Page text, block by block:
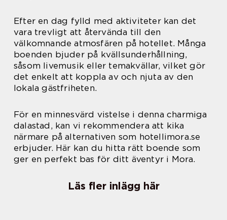
Efter en dag fylld med aktiviteter kan det
vara trevligt att återvända till den
välkomnande atmosfären på hotellet. Många
boenden bjuder på kvällsunderhållning,
såsom livemusik eller temakvällar, vilket gör
det enkelt att koppla av och njuta av den
lokala gästfriheten.
För en minnesvärd vistelse i denna charmiga
dalastad, kan vi rekommendera att kika
närmare på alternativen som hotellimora.se
erbjuder. Här kan du hitta rätt boende som
ger en perfekt bas för ditt äventyr i Mora.
Läs fler inlägg här